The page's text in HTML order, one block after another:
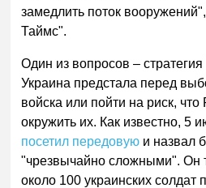
замедлить поток
Таймс".
Один из вопросов –
Украина предстала перед
войска или пойти на риск,
окружить их. Как известно, 5
посетил передовую и назвал
"чрезвычайно сложными". Он
около 100 украинских солдат